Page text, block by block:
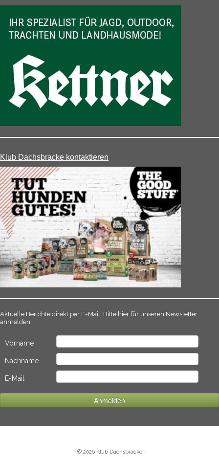
Klub Dachsbracke kontaktieren
Aktuelle Berichte direkt per E-Mail! Bitte hier für unseren Newsletter
anmelden:
Vorname
Nachname
E-Mail
· © 2026 Klub Dachsbracke·